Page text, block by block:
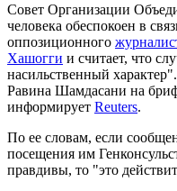
Совет Организации
человека обеспокоен в
оппозиционного
Хашогги и считает, что
насильственный
Равина Шамдасани на
информирует Reuters.
По ее словам, если
посещения им
правдивы, то "это